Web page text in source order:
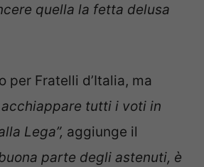
quella la fetta delusa
per Fratelli d’Italia, ma
tutti i voti in
Lega”, aggiunge il
parte degli astenuti, è